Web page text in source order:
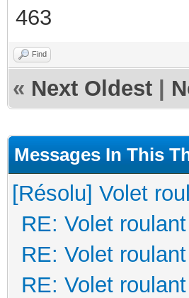
463
Find
« Next Oldest
Messages In This
[Résolu] Volet
RE: Volet
RE: Volet
RE: Volet